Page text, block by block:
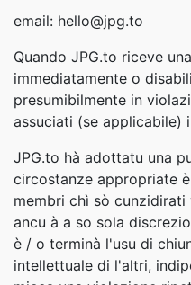
email: hello@jpg.to
Quando JPG.to riceve
immediatamente o
presumibilmente in
assuciati (se applicabile)
JPG.to hà adottatu una
circostanze appropriate
membri chì sò
ancu à a so sola
è / o terminà l'usu di
intellettuale di l'altri,